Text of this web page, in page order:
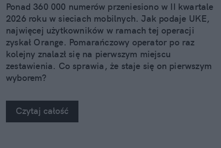
Ponad 360 000 numerów przeniesiono w II kwartale
2026 roku w sieciach mobilnych. Jak podaje UKE,
najwięcej użytkowników w ramach tej operacji
zyskał Orange. Pomarańczowy operator po raz
kolejny znalazł się na pierwszym miejscu
zestawienia. Co sprawia, że staje się on pierwszym
wyborem?
Czytaj całość